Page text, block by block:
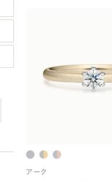
アーク